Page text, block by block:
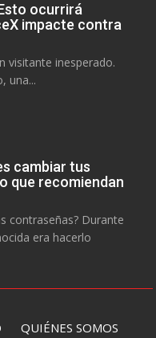
ocurrirá
impacte contra
visitante inesperado.
una...
cambiar tus
que recomiendan
contraseñas? Durante
era hacerlo
QUIÉNES SOMOS